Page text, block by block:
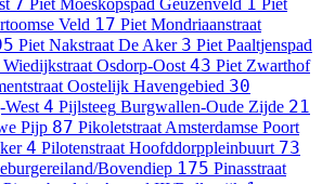
7 Piet Moeskopspad Geuzenveld 1 Piet
Veld 17 Piet Mondriaanstraat
Piet Nakstraat De Aker 3 Piet Paaltjenspad
Wiedijkstraat Osdorp-Oost 43 Piet Zwarthof
Oostelijk Havengebied 30
West 4 Pijlsteeg Burgwallen-Oude Zijde 21
Pijp 87 PikoletstraatAmsterdamse Poort
4 Pilotenstraat Hoofddorppleinbuurt 73
Bovendiep 175 Pinasstraat